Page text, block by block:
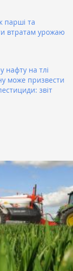
парші та
втратам урожаю
нафту на тлі
може призвести
звіт